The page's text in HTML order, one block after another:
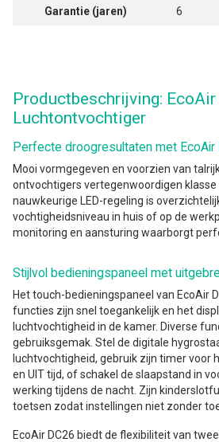
Garantie (jaren) 6
Productbeschrijving: EcoAir
Luchtontvochtiger
Perfecte droogresultaten met
Mooi vormgegeven en voorzien van
ontvochtigers vertegenwoordigen klasse
nauwkeurige LED-regeling is
vochtigheidsniveau in huis of op de
monitoring en aansturing waarborgt
Stijlvol bedieningspaneel met
Het touch-bedieningspaneel van EcoAir
functies zijn snel toegankelijk en het
luchtvochtigheid in de kamer. Diverse
gebruiksgemak. Stel de digitale
luchtvochtigheid, gebruik zijn timer voor
en UIT tijd, of schakel de slaapstand in
werking tijdens de nacht. Zijn
toetsen zodat instellingen niet zonder
EcoAir DC26 biedt de flexibiliteit van